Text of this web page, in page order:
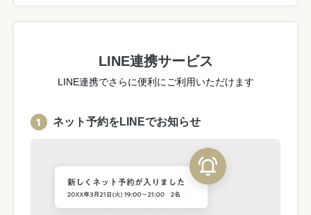
LINE連携サービス
LINE連携でさらに便利にご利用いただけます
ネット予約をLINEでお知らせ